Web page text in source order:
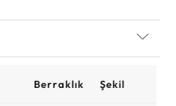
Berraklık Şekil